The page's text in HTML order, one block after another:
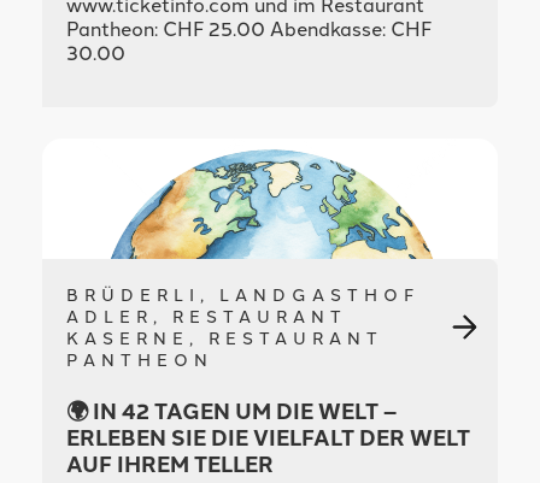
Pantheon: CHF 25.00 Abendkasse: CHF
30.00
BRÜDERLI, LANDGASTHOF
ADLER, RESTAURANT
KASERNE, RESTAURANT
PANTHEON
🌍 IN 42 TAGEN UM DIE WELT –
ERLEBEN SIE DIE VIELFALT DER WELT
AUF IHREM TELLER